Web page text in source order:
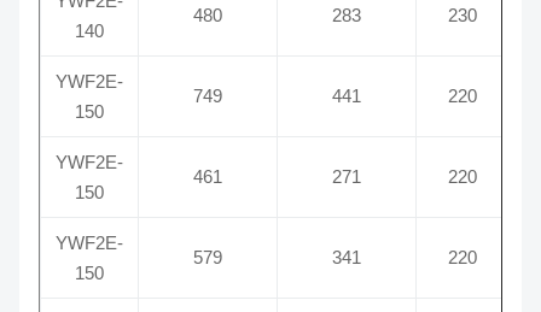
140
480 283 230
YWF2E-
150
749 441 220
YWF2E-
150
461 271 220
YWF2E-
150
579 341 220